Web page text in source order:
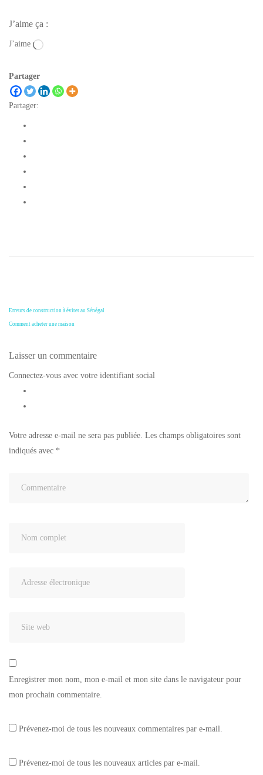
J’aime ça :
J’aime
Partager
Partager:
Erreurs de construction à éviter au Sénégal
Comment acheter une maison
Laisser un commentaire
Connectez-vous avec votre identifiant social
Votre adresse e-mail ne sera pas publiée. Les champs obligatoires sont
indiqués avec *
Enregistrer mon nom, mon e-mail et mon site dans le navigateur pour
mon prochain commentaire.
Prévenez-moi de tous les nouveaux commentaires par e-mail.
Prévenez-moi de tous les nouveaux articles par e-mail.